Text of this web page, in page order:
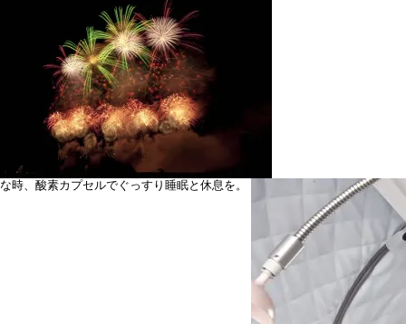
な時、酸素カプセルでぐっすり睡眠と休息を。